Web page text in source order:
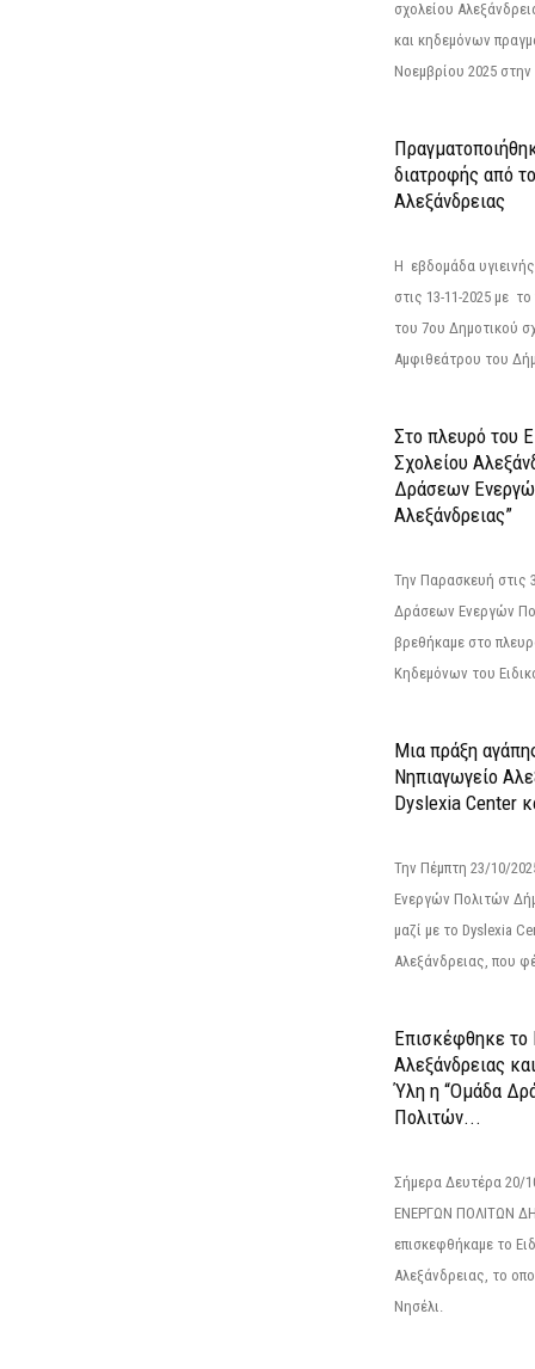
σχολείου
και κηδεμόνων
Νοεμβρίου 2025
διατροφής από
Αλεξάνδρειας
Η εβδομάδα
στις 13-11-2025 με
του 7ου Δημοτικού
Αμφιθεάτρου του
Στο πλευρό του
Σχολείου
Δράσεων
Αλεξάνδρειας”
Την Παρασκευή
Δράσεων Ενεργών
βρεθήκαμε στο
Κηδεμόνων του
Μια πράξη
Νηπιαγωγείο
Dyslexia Center
Την Πέμπτη 23/10/
Ενεργών Πολιτών
μαζί με το Dyslexia
Αλεξάνδρειας, που
Επισκέφθηκε το
Αλεξάνδρειας
Ύλη η “Ομάδα
Πολιτών...
Σήμερα Δευτέρα
ΕΝΕΡΓΩΝ ΠΟΛΙΤΩΝ
επισκεφθήκαμε το
Αλεξάνδρειας, το
Νησέλι.